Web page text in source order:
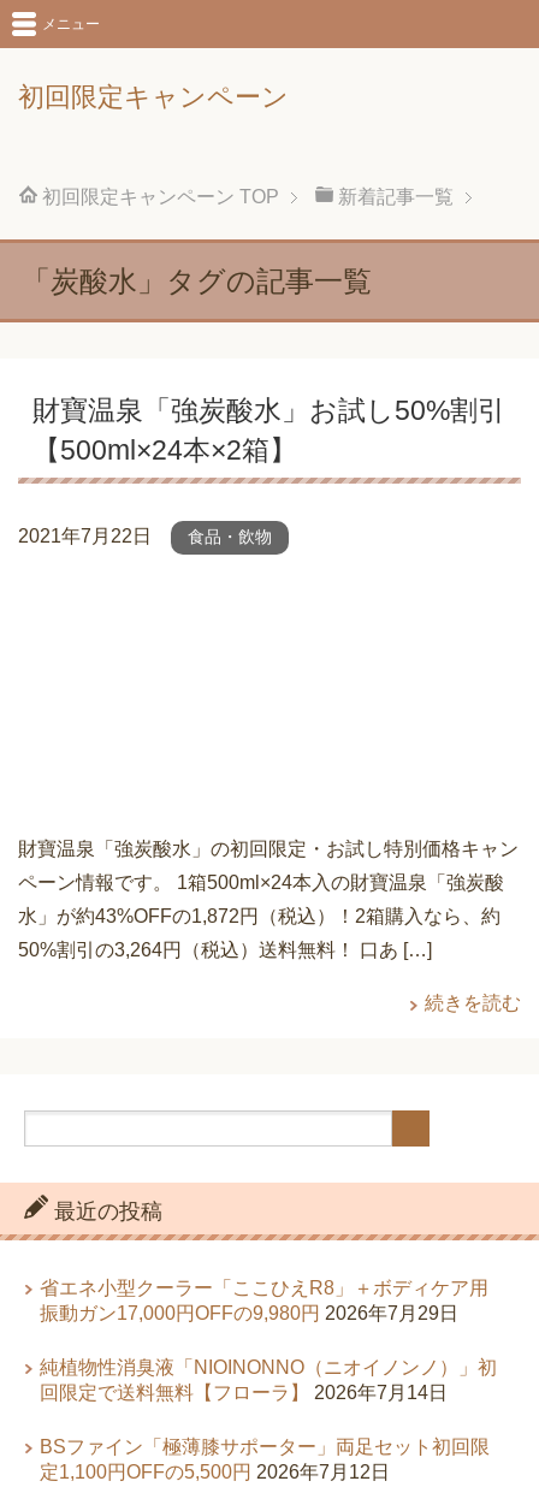
初回限定キャンペーン
メニュー
初回限定キャンペーン TOP 新着記事一覧
「炭酸水」タグの記事一覧
財寶温泉「強炭酸水」お試し50%割引
【500ml×24本×2箱】
2021年7月22日 食品・飲物
財寶温泉「強炭酸水」の初回限定・お試し特別価格キャン
ペーン情報です。 1箱500ml×24本入の財寶温泉「強炭酸
水」が約43%OFFの1,872円（税込）！2箱購入なら、約
50%割引の3,264円（税込）送料無料！ 口あ […]
続きを読む
最近の投稿
省エネ小型クーラー「ここひえR8」＋ボディケア用
振動ガン17,000円OFFの9,980円 2026年7月29日
純植物性消臭液「NIOINONNO（ニオイノンノ）」初
回限定で送料無料【フローラ】
2026年7月14日
BSファイン「極薄膝サポーター」両足セット初回限
定1,100円OFFの5,500円 2026年7月12日